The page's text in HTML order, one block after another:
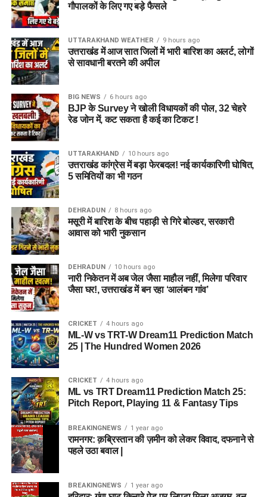
आयु सीमा (Age Limit)
अलग-अलग पदों की जिम्मेदारियों और श्रेणियों को ध्यान में रखते हुए बोर्ड ने
न्यूनतम और अधिकतम आयु सीमा तय की है, जिसका विवरण इस प्रकार है:
पद का नाम निर्धारित आयु सीमा
जूनियर साइंटिफिक असिस्टेंट
(अधिकतर पद)
टेक्निकल असिस्टेंट (हिंदी)
अधिकतम 30 वर्ष
असिस्टेंट आर्किविस्ट (ग्रेड-I)
आईटी असिस्टेंट (ग्रेड-A)
अधिकतम 27 वर्ष
फिटर (ग्रेड-II)
20 से 32 वर्ष
लिफ्ट ऑपरेटर
आयु सीमा में छूट (Age Relaxation):
सरकारी नियमानुसार आरक्षित श्रेणियों (OBC, SC, ST, PwD, और
भूतपूर्व सैनिक) के आवेदकों को अधिकतम आयु सीमा में विशेष छूट प्रदान की
जाएगी। दिल्ली के ओबीसी (नॉन-क्रीमी लेयर) उम्मीदवारों को ही केवल
दिल्ली राज्य के आरक्षण का लाभ मिलेगा, जबकि अन्य राज्यों के आरक्षित वर्ग
के उम्मीदवार सामान्य (General) श्रेणी के तहत आवेदन कर सकेंगे।
चयन प्रक्रिया (Selection
Process)
DSSSB पारदर्शी और योग्यता-आधारित चयन प्रणाली का पालन करता
है। अलग-अलग पदों के लिए चयन के चरण थोड़े भिन्न हो सकते हैं, लेकिन
सामान्य तौर पर प्रक्रिया निम्नलिखित चरणों में पूरी होगी:
गौपालकों के लिए गए बड़े फैसले
UTTARAKHAND WEATHER 9 hours ago
उत्तराखंड में आज सात जिलों में भारी बारिश का अलर्ट, लोगों
से सावधानी बरतने की अपील
BIG NEWS 6 hours ago
BJP के Survey ने खोली विधायकों की पोल, 32 चेहरे
रेड जोन में, कट सकता है कई का टिकट !
UTTARAKHAND 10 hours ago
उत्तराखंड कांग्रेस में बड़ा फेरबदल! नई कार्यकारिणी घोषित,
5 समितियों का भी गठन
DEHRADUN 8 hours ago
मसूरी में बारिश के बीच पहाड़ी से गिरे बोल्डर, सरकारी
आवास को भारी नुकसान
DEHRADUN 10 hours ago
नारी निकेतन में अब जेल जैसा माहौल नहीं, मिलेगा परिवार
जैसा घर!, उत्तराखंड में बन रहा ‘आलंबन गांव’
CRICKET 4 hours ago
ML-W vs TRT-W Dream11 Prediction Match
25 | The Hundred Women 2026
CRICKET 4 hours ago
ML vs TRT Dream11 Prediction Match 25:
Pitch Report, Playing 11 & Fantasy Tips
BREAKINGNEWS 1 year ago
रामनगर: क़ब्रिस्तान की ज़मीन को लेकर विवाद, दफनाने से
पहले उठा बवाल |
BREAKINGNEWS 1 year ago